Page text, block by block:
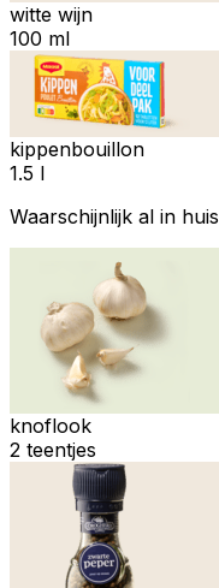
witte wijn
100 ml
kippenbouillon
1.5 l
Waarschijnlijk al in huis
knoflook
2 teentjes